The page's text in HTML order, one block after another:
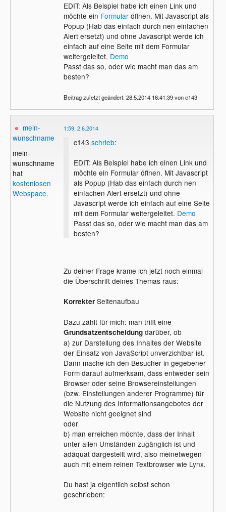
EDIT: Als Beispiel habe ich einen Link und
möchte ein Formularöffnen. Mit Javascript als
Popup (Hab das einfach durch nen einfachen
Alert ersetzt) und ohne Javascript werde ich
einfach auf eine Seite mit dem Formular
weitergeleitet. Demo
Passt das so, oder wie macht man das am
besten?
Beitrag zuletzt geändert: 28.5.2014 16:41:39 von c143
mein-
wunschname
mein-
wunschname
hat
kostenlosen
Webspace.
1:59, 2.6.2014
c143 schrieb:
EDIT: Als Beispiel habe ich einen Link und
möchte ein Formular öffnen. Mit Javascript
als Popup (Hab das einfach durch nen
einfachen Alert ersetzt) und ohne
Javascript werde ich einfach auf eine Seite
mit dem Formular weitergeleitet. Demo
Passt das so, oder wie macht man das am
besten?
Zu deiner Frage krame ich jetzt noch einmal
die Überschrift deines Themas raus:
Korrekter Seitenaufbau
Dazu zählt für mich: man trifft eine
Grundsatzentscheidung darüber, ob
a) zur Darstellung des Inhaltes der Website
der Einsatz von JavaScript unverzichtbar ist.
Dann mache ich den Besucher in gegebener
Form darauf aufmerksam, dass entweder sein
Browser oder seine Browsereinstellungen
(bzw. Einstellungen anderer Programme) für
die Nutzung des Informationsangebotes der
Website nicht geeignet sind
oder
b) man erreichen möchte, dass der Inhalt
unter allen Umständen zugänglich ist und
adäquat dargestellt wird, also meinetwegen
auch mit einem reinen Textbrowser wie Lynx.
Du hast ja eigentlich selbst schon
geschrieben: